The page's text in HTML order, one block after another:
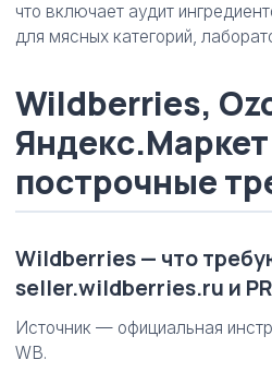
что включает аудит
для мясных категорий,
Wildberries,
построчные
Wildberries — что
seller.wildberries.ru и
Источник — официальная
WB.